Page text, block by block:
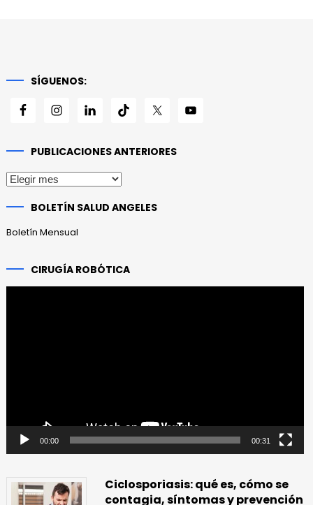
SÍGUENOS:
PUBLICACIONES ANTERIORES
Publicaciones
BOLETÍN SALUD ANGELES
Boletín Mensual
CIRUGÍA ROBÓTICA
00:00 00:31
Ciclosporiasis: qué es, cómo se
contagia, síntomas y prevención